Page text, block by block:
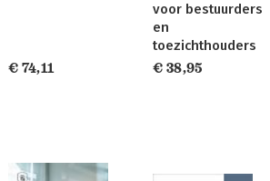
€ 74,11
voor bestuurders
en
toezichthouders
€ 38,95